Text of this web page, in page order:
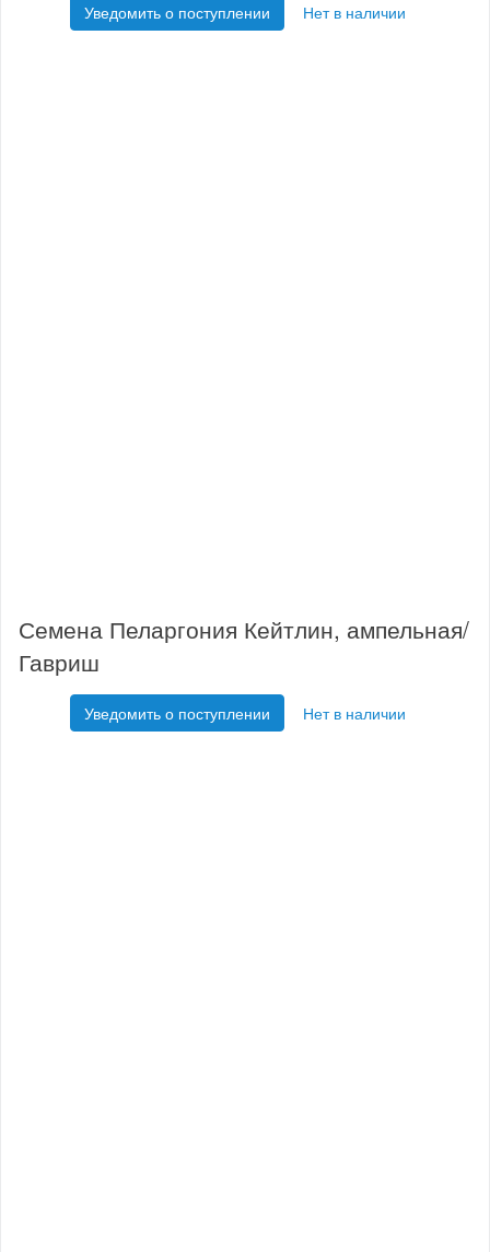
Уведомить о поступлении Нет в наличии
Семена Пеларгония Кейтлин, ампельная/
Гавриш
Уведомить о поступлении Нет в наличии